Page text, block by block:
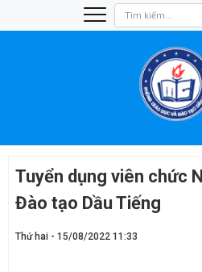
Tuyển dụng viên chức
Đào tạo Dầu Tiếng
Thứ hai - 15/08/2022 11:33